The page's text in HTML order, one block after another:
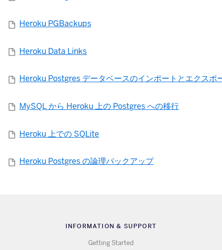
Heroku PGBackups
Heroku Data Links
Heroku Postgres データベースのインポートとエクスポ
MySQL から Heroku 上の Postgres への移行
Heroku 上での SQLite
Heroku Postgres の論理バックアップ
INFORMATION & SUPPORT
Getting Started